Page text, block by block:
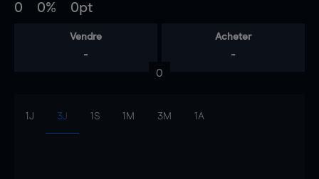
0 0% 0pt
Vendre
-
Acheter
-
0
1J 3J 1S 1M 3M 1A